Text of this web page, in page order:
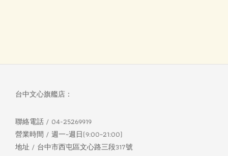
台中文心旗艦店：
聯絡電話 / 04-25269919
營業時間 / 週一~週日(9:00~21:00)
地址 / 台中市西屯區文心路三段317號